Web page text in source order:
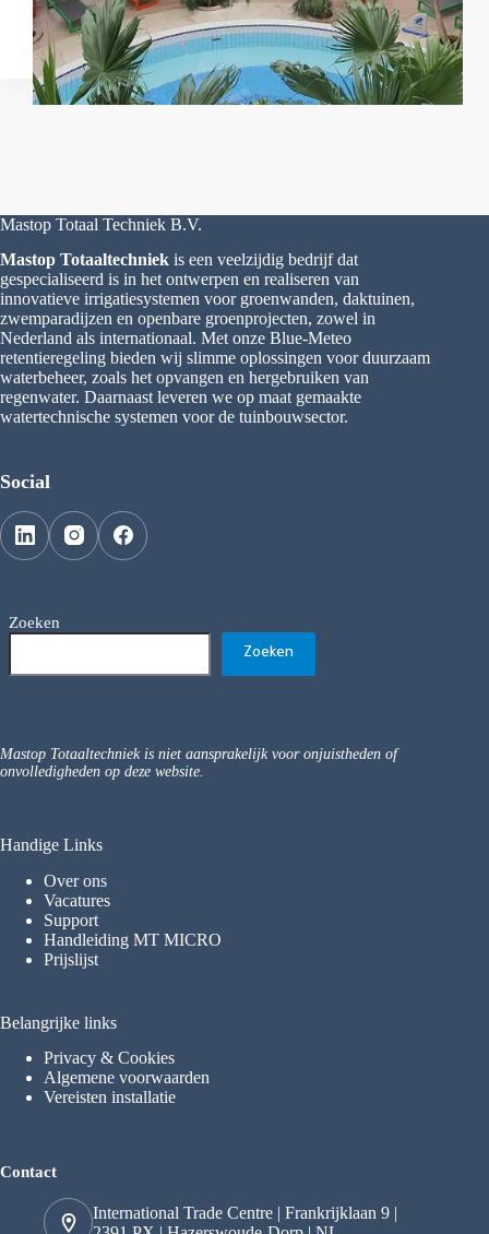
Mastop Totaal Techniek B.V.
Mastop Totaaltechniek is een veelzijdig bedrijf dat
gespecialiseerd is in het ontwerpen en realiseren van
innovatieve irrigatiesystemen voor groenwanden, daktuinen,
zwemparadijzen en openbare groenprojecten, zowel in
Nederland als internationaal. Met onze Blue-Meteo
retentieregeling bieden wij slimme oplossingen voor duurzaam
waterbeheer, zoals het opvangen en hergebruiken van
regenwater. Daarnaast leveren we op maat gemaakte
watertechnische systemen voor de tuinbouwsector.
Social
Zoeken
Zoeken
Mastop Totaaltechniek is niet aansprakelijk voor onjuistheden of
onvolledigheden op deze website.
Handige Links
Over ons
Vacatures
Support
Handleiding MT MICRO
Prijslijst
Belangrijke links
Privacy & Cookies
Algemene voorwaarden
Vereisten installatie
Contact
International Trade Centre | Frankrijklaan 9 |